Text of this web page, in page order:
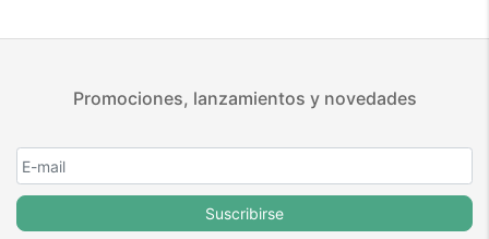
Promociones, lanzamientos y novedades
Suscribirse